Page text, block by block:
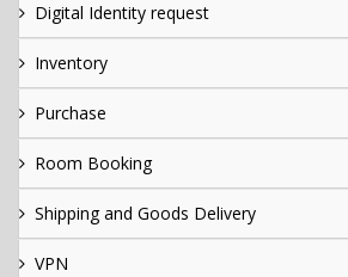
Digital Identity request
Inventory
Purchase
Room Booking
Shipping and Goods Delivery
VPN